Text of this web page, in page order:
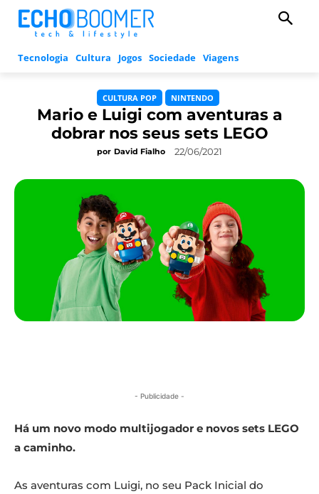
Tecnologia Cultura Jogos Sociedade Viagens
CULTURA POP NINTENDO
Mario e Luigi com aventuras a
dobrar nos seus sets LEGO
por David Fialho 22/06/2021
- Publicidade -
Há um novo modo multijogador e novos sets LEGO
a caminho.
As aventuras com Luigi, no seu Pack Inicial do